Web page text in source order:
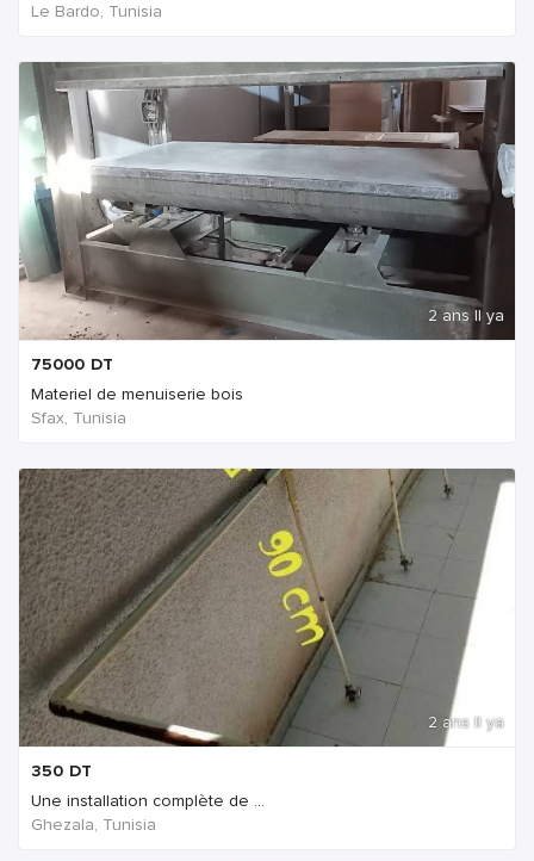
Le Bardo, Tunisia
2 ans Il ya
75000 DT
Materiel de menuiserie bois
Sfax, Tunisia
2 ans Il ya
350 DT
Une installation complète de ...
Ghezala, Tunisia